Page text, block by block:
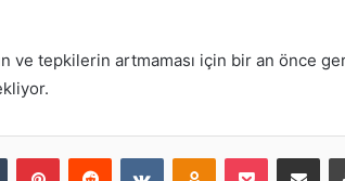
ve tepkilerin artmaması için bir an önce
Tumblr PinterestReddit VKontakteOdnoklassniki
Pocket E-Posta